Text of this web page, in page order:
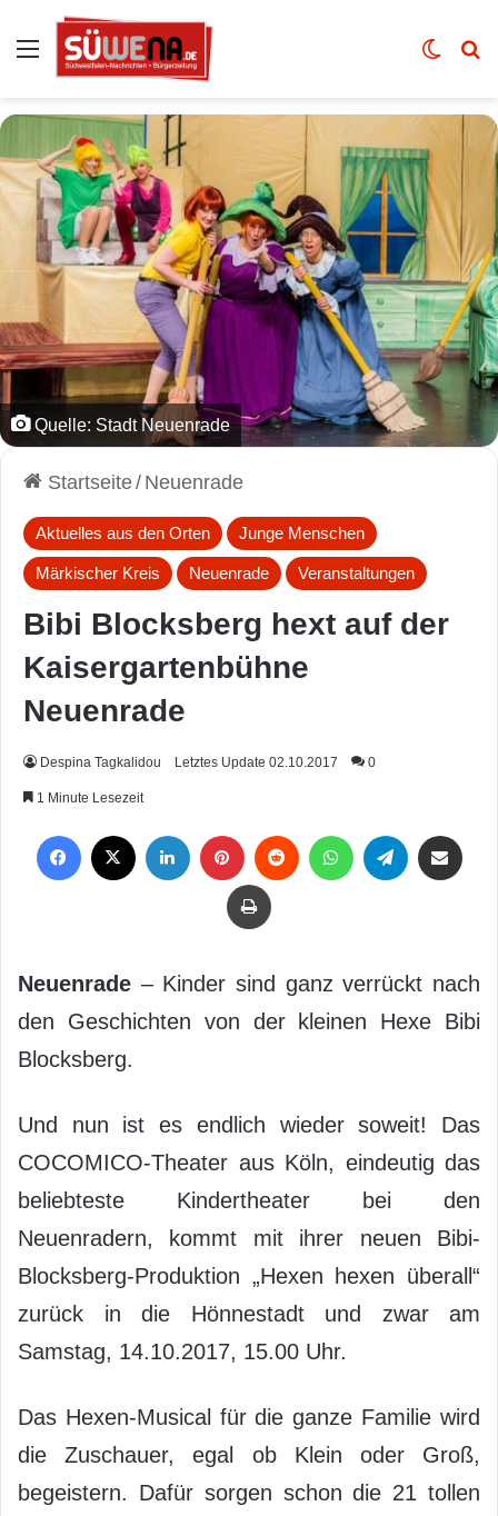
Auswahl Skin
Quelle: Stadt Neuenrade
Startseite/ Neuenrade
Aktuelles aus den Orten Junge Menschen
Märkischer Kreis Neuenrade Veranstaltungen
Bibi Blocksberg hext auf der
Kaisergartenbühne
Neuenrade
Despina Tagkalidou Letztes Update 02.10.2017 0
1 Minute Lesezeit
Drucken
Neuenrade – Kinder sind ganz verrückt nach
den Geschichten von der kleinen Hexe Bibi
Blocksberg.
Und nun ist es endlich wieder soweit! Das
COCOMICO-Theater aus Köln, eindeutig das
beliebteste Kindertheater bei den
Neuenradern, kommt mit ihrer neuen Bibi-
Blocksberg-Produktion „Hexen hexen überall“
zurück in die Hönnestadt und zwar am
Samstag, 14.10.2017, 15.00 Uhr.
Das Hexen-Musical für die ganze Familie wird
die Zuschauer, egal ob Klein oder Groß,
begeistern. Dafür sorgen schon die 21 tollen